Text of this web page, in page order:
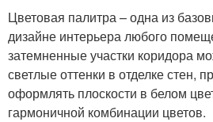
Цветовая палитра – одна из
дизайне интерьера любого
затемненные участки коридора
светлые оттенки в отделке стен,
оформлять плоскости в белом
гармоничной комбинации цветов.